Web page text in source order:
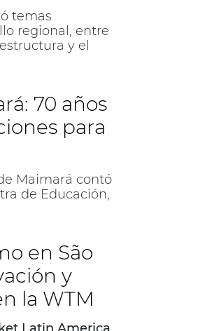
temas
regional, entre
y el
70 años
para
Maimará contó
de Educación,
en São
y
la WTM